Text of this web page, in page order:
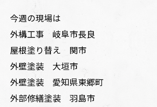
今週の現場は
外構工事 岐阜市長良
屋根塗り替え 関市
外壁塗装 大垣市
外壁塗装 愛知県東郷町
外部修繕塗装 羽島市